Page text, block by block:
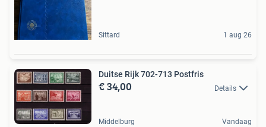
Sittard 1 aug 26
Duitse Rijk 702-713 Postfris
€ 34,00 Details
Middelburg Vandaag